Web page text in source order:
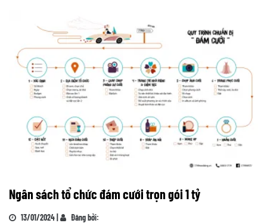
Ngân sách tổ chức đám cưới trọn gói 1 tỷ
13/01/2024 | Đăng bởi: